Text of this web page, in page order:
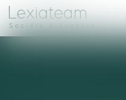
Société d'Avocats